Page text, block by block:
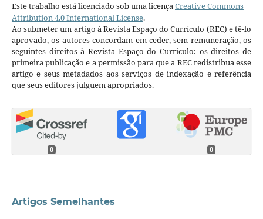
Este trabalho está licenciado sob uma licençaCreative Commons
Attribution 4.0 International License.
Ao submeter um artigo à Revista Espaço do Currículo (REC) e tê-lo
aprovado, os autores concordam em ceder, sem remuneração, os
seguintes direitos à Revista Espaço do Currículo: os direitos de
primeira publicação e a permissão para que a REC redistribua esse
artigo e seus metadados aos serviços de indexação e referência
que seus editores julguem apropriados.
0 0
Artigos Semelhantes